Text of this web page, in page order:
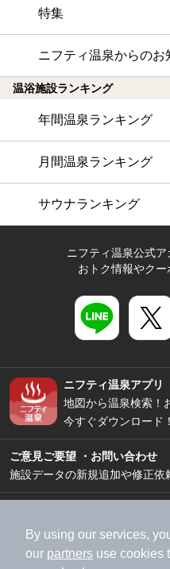
By using our services,
our partners use cookies
特集
ニフティ温泉からのお
温浴施設ランキング
年間温泉ランキング
月間温泉ランキング
サウナランキング
ニフティ温泉公式
おトク情報やク
ニフティ温泉アプリ
地図から温泉検索！
今すぐダウンロード！
ご意見ご要望 ・お問い合わせ
施設データの新規追加や修正依
加盟店募集（資料請
利用規約
ライフ